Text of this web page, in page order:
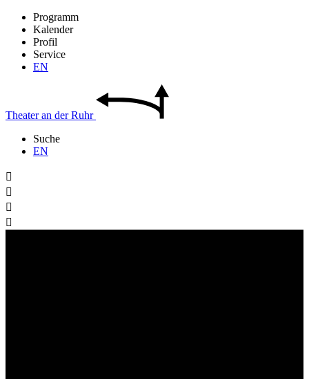
Programm
Kalender
Profil
Service
EN
Theateran derRuhr
Suche
EN



